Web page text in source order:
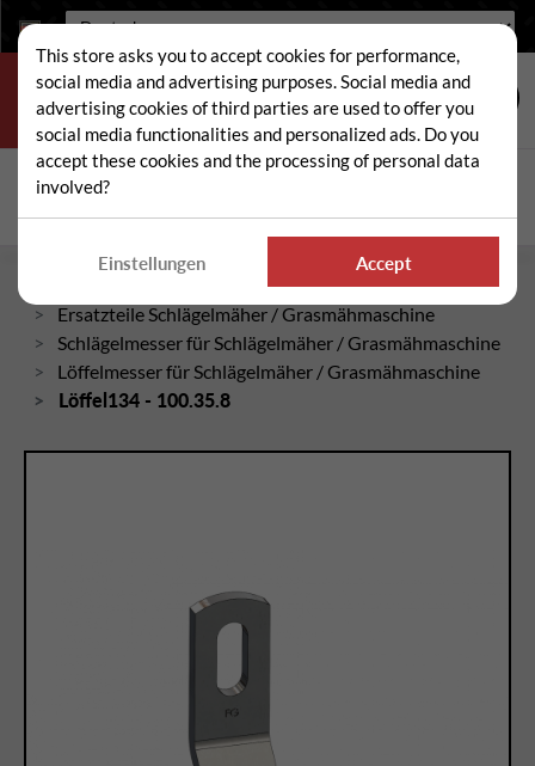
Sprache:
Suche
Ersatzteile Schlägelmäher / Grasmähmaschine
Schlägelmesser für Schlägelmäher / Grasmähmaschine
Löffelmesser für Schlägelmäher / Grasmähmaschine
Löffel134 - 100.35.8
This store asks you to accept cookies for performance,
social media and advertising purposes. Social media and
advertising cookies of third parties are used to offer you
social media functionalities and personalized ads. Do you
accept these cookies and the processing of personal data
involved?
Einstellungen Accept